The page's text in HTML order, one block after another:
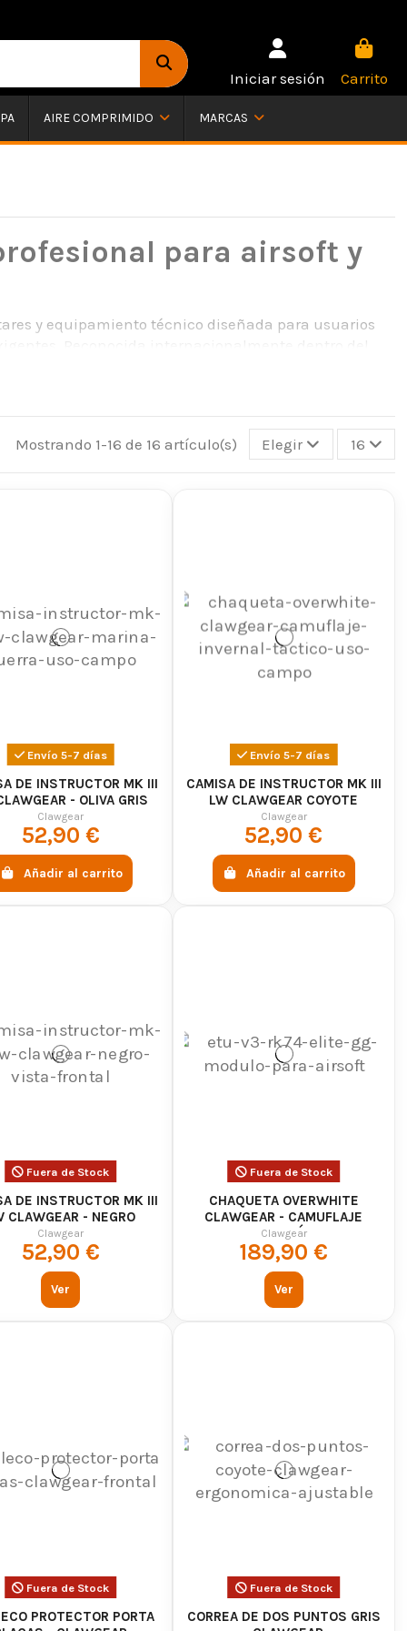
Iniciar sesión Carrito
AIRE COMPRIMIDO MARCAS
para airsoft y
y equipamiento técnico diseñada para usuarios
operadores tácticos, jugadores de airsoft y
en una referencia dentro del equipamiento
intensivo y ofrecer una experiencia cómoda tanto en
movilidad
resistencia y comodidad durante largas
para mejorar la durabilidad en las zonas
funcionalidad sin renunciar a una estética táctica
de la marca. Están pensados para ofrecer
de juego o trabajo táctico.
mejorar la comodidad y la utilidad durante el uso
diseñados para integrarse fácilmente con chalecos,
una buena movilidad y comodidad incluso en
mantener una apariencia profesional y mejorar la
tácticos facilita crear configuraciones personalizadas
profesional y deportivo.
y accesorios
Mostrando 1-16 de 16 artículo(s) Elegir 16
Envío 5-7 días
DE INSTRUCTOR MK III
- OLIVA GRIS
PIEDRA
Clawgear
52,90 €
Añadir al carrito
Envío 5-7 días
CAMISA DE INSTRUCTOR MK III
LW CLAWGEAR COYOTE
Clawgear
52,90 €
Añadir al carrito
Fuera de Stock
DE INSTRUCTOR MK III
CLAWGEAR - NEGRO
Clawgear
52,90 €
Ver
Fuera de Stock
CHAQUETA OVERWHITE
CLAWGEAR - CAMUFLAJE
INVERNAL TÁCTICO
Clawgear
189,90 €
Ver
Fuera de Stock
PROTECTOR PORTA
Fuera de Stock
CORREA DE DOS PUNTOS GRIS